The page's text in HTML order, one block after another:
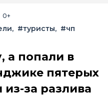
0+
#туристы #чп
а попали в
пятерых
из-за разлива